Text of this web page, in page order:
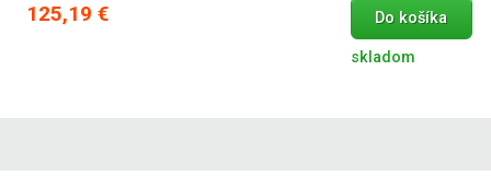
125,19 € Do košíka
skladom